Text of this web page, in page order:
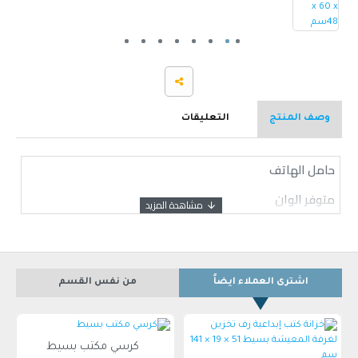
وصف المنتج التعليقات
حامل الهاتف
متوفر الوان
اشترى العملاء ايضاً من نفس القسم
كرسي مكتب بسيط